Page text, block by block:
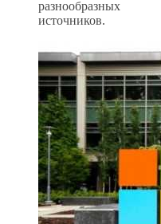
разнообразных
источников.